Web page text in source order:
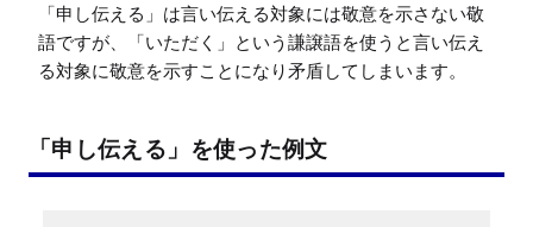
「申し伝える」は言い伝える対象には敬意を示さない敬
語ですが、「いただく」という謙譲語を使うと言い伝え
る対象に敬意を示すことになり矛盾してしまいます。
「申し伝える」を使った例文